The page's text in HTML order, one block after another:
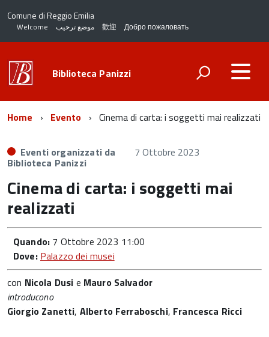
Comune di Reggio Emilia
Welcome موضع ترحيب 歡迎 Добро пожаловать
Biblioteca Panizzi
Home Evento Cinema di carta: i soggetti mai realizzati
Eventi organizzati da
Biblioteca Panizzi
7 Ottobre 2023
Cinema di carta: i soggetti mai
realizzati
Quando: 7 Ottobre 2023 11:00
Dove: Palazzo dei musei
con Nicola Dusi e Mauro Salvador
introducono
Giorgio Zanetti, Alberto Ferraboschi, Francesca Ricci